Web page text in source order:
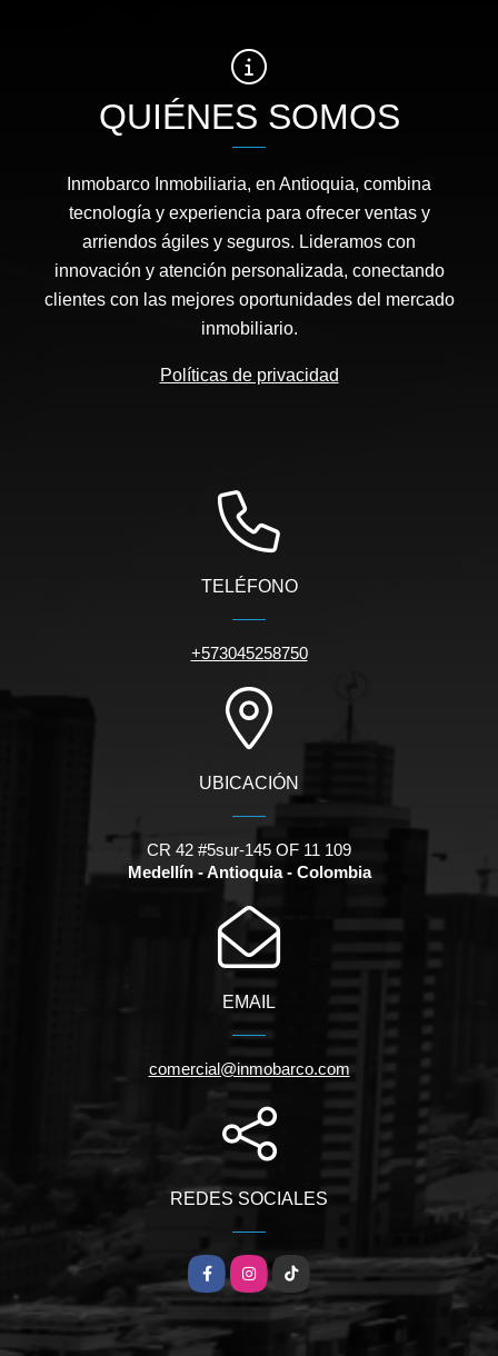
QUIÉNES SOMOS
Inmobarco Inmobiliaria, en Antioquia, combina
tecnología y experiencia para ofrecer ventas y
arriendos ágiles y seguros. Lideramos con
innovación y atención personalizada, conectando
clientes con las mejores oportunidades del mercado
inmobiliario.
Políticas de privacidad
TELÉFONO
+573045258750
UBICACIÓN
CR 42 #5sur-145 OF 11 109
Medellín - Antioquia - Colombia
EMAIL
comercial@inmobarco.com
REDES SOCIALES
FacebookInstagramTikTok